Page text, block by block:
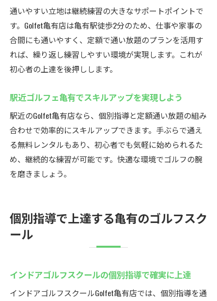
通いやすい立地は継続練習の大きなサポートポイントで
す。Golfet亀有店は亀有駅徒歩2分のため、仕事や家事の
合間にも通いやすく、定額で通い放題のプランを活用す
れば、繰り返し練習しやすい環境が実現します。これが
初心者の上達を後押しします。
駅近ゴルフェ亀有でスキルアップを実現しよう
駅近のGolfet亀有店なら、個別指導と定額通い放題の組み
合わせで効率的にスキルアップできます。手ぶらで通え
る無料レンタルもあり、初心者でも気軽に始められるた
め、継続的な練習が可能です。快適な環境でゴルフの腕
を磨きましょう。
個別指導で上達する亀有のゴルフスク
ール
インドアゴルフスクールの個別指導で確実に上達
インドアゴルフスクールGolfet亀有店では、個別指導を通